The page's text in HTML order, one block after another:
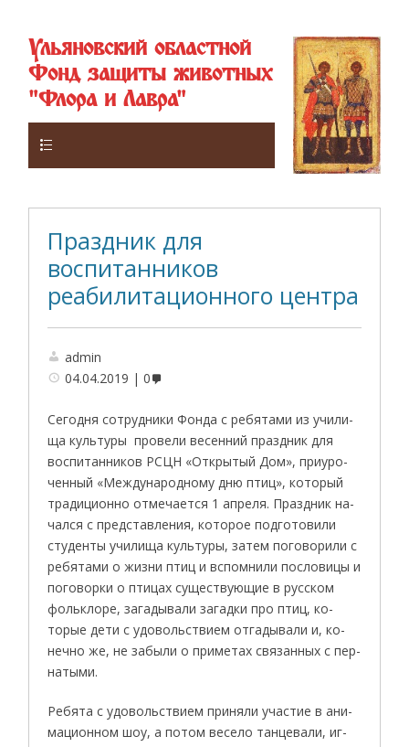
Ульяновский областной
Фонд защиты животных
"Флора и Лавра"
Праздник для
воспитанников
реабилитационного центра
admin
04.04.2019
0
Се­год­ня сотрудники Фонда с ре­бя­та­ми из учи­ли­
ща куль­ту­ры про­ве­ли ве­сен­ний празд­ник для
вос­пи­тан­ни­ков РСЦН «Отк­ры­тый Дом», при­уро­
чен­ный «Меж­ду­народ­но­му дню птиц», ко­торый
тра­дици­он­но от­ме­ча­ет­ся 1 ап­ре­ля. Празд­ник на­
чал­ся с предс­тав­ле­ния, ко­то­рое под­го­то­ви­ли
сту­ден­ты учи­ли­ща куль­ту­ры, затем по­гово­рили с
ре­бята­ми о жиз­ни птиц и вспом­ни­ли пос­ло­вицы и
по­говор­ки о пти­цах су­щест­ву­ющие в русс­ком
фоль­кло­ре, за­гады­вали за­гад­ки про птиц, ко­
торые де­ти с удо­воль­стви­ем от­га­дыва­ли и, ко­
неч­но же, не за­были о при­метах свя­зан­ных с пер­
на­тыми.
Ре­бя­та с удо­воль­стви­ем при­ня­ли учас­тие в ани­
ма­ци­он­ном шоу, а по­том ве­се­ло тан­це­ва­ли, иг­